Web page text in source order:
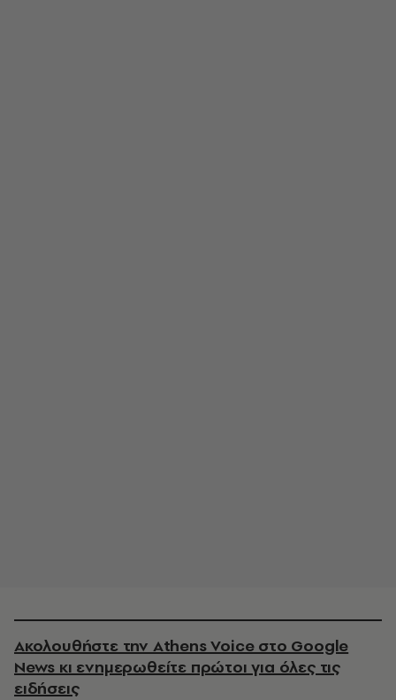
Ακολουθήστε την Athens Voice στο Google
News κι ενημερωθείτε πρώτοι για όλες τις
ειδήσεις